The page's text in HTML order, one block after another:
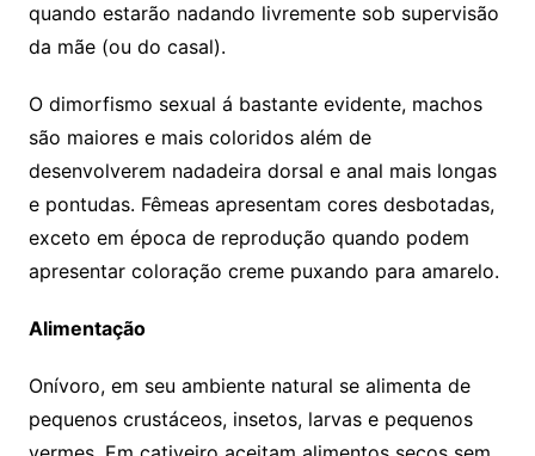
quando estarão nadando livremente sob supervisão
da mãe (ou do casal).
O dimorfismo sexual á bastante evidente, machos
são maiores e mais coloridos além de
desenvolverem nadadeira dorsal e anal mais longas
e pontudas. Fêmeas apresentam cores desbotadas,
exceto em época de reprodução quando podem
apresentar coloração creme puxando para amarelo.
Alimentação
Onívoro, em seu ambiente natural se alimenta de
pequenos crustáceos, insetos, larvas e pequenos